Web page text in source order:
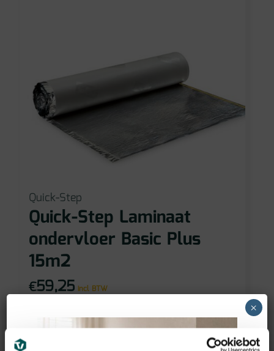
Quick-Step
Quick-Step Laminaat
ondervloer Basic Plus
15m2
€59,25 incl BTW
×